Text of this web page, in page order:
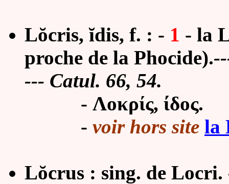
Lŏcris, ĭdis, f. : - 1 - la
proche de la Phocide).
--- Catul. 66, 54.
- Λοκρίς, ίδος.
- voir hors site la
Lŏcrus : sing. de Locri.